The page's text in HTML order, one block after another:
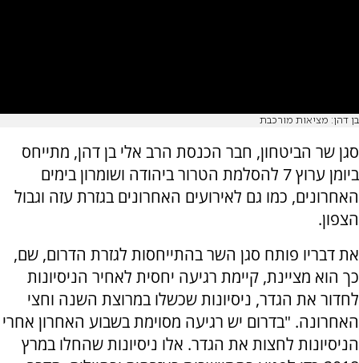
בן דהן: מציאות מורכבת
סגן שר הביטחון, חבר הכנסת הרב אלי בן דהן, מתייחס
ביומן ערוץ 7 להסלמת הטרור ביהודה ושומרון בימים
האחרונים, כמו גם לאירועים האחרונים בגזרת עזה וגבול
הצפון.
את דבריו פותח סגן השר בהתייחסות לגזרת הדרום, שם,
כך הוא מציינת, קיימת רגיעה יחסית לאחיר הניסיונות
לחדור את הגדר, ניסיונות שכשלו במרוצת השנה וחצי
האחרונה. "בדרום יש רגיעה מסוימת בשבוע האחרון אחרי
הניסיונות לחצות את הגדר. אלו ניסיונות שהחלו במרץ